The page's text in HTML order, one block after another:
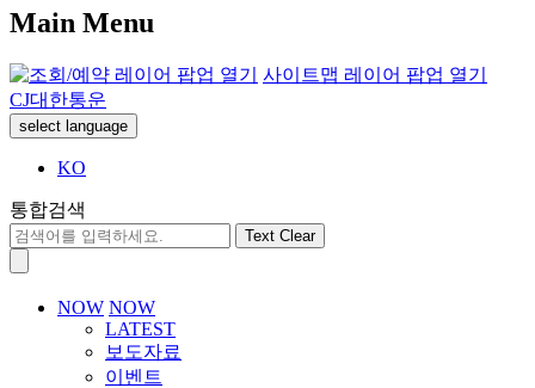
Main Menu
사이트맵 레이어 팝업 열기
CJ대한통운
select language
KO
통합검색
Text Clear
NOW NOW
LATEST
보도자료
이벤트